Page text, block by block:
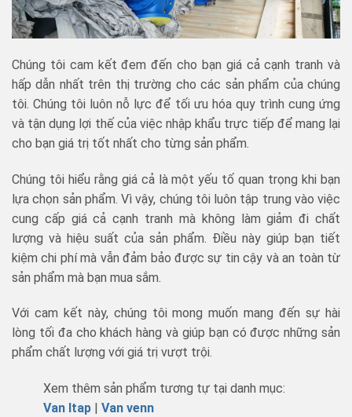
Chúng tôi cam kết đem đến cho bạn giá cả cạnh tranh và
hấp dẫn nhất trên thị trường cho các sản phẩm của chúng
tôi. Chúng tôi luôn nỗ lực để tối ưu hóa quy trình cung ứng
và tận dụng lợi thế của việc nhập khẩu trực tiếp để mang lại
cho bạn giá trị tốt nhất cho từng sản phẩm.
Chúng tôi hiểu rằng giá cả là một yếu tố quan trọng khi bạn
lựa chọn sản phẩm. Vì vậy, chúng tôi luôn tập trung vào việc
cung cấp giá cả cạnh tranh mà không làm giảm đi chất
lượng và hiệu suất của sản phẩm. Điều này giúp bạn tiết
kiệm chi phí mà vẫn đảm bảo được sự tin cậy và an toàn từ
sản phẩm mà bạn mua sắm.
Với cam kết này, chúng tôi mong muốn mang đến sự hài
lòng tối đa cho khách hàng và giúp bạn có được những sản
phẩm chất lượng với giá trị vượt trội.
Xem thêm sản phẩm tương tự tại danh mục:
Van Itap | Van venn